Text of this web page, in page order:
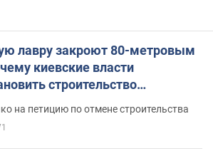
лавру закроют 80-метровым
киевские власти
строительство
верующего"
на петицию по отмене строительства